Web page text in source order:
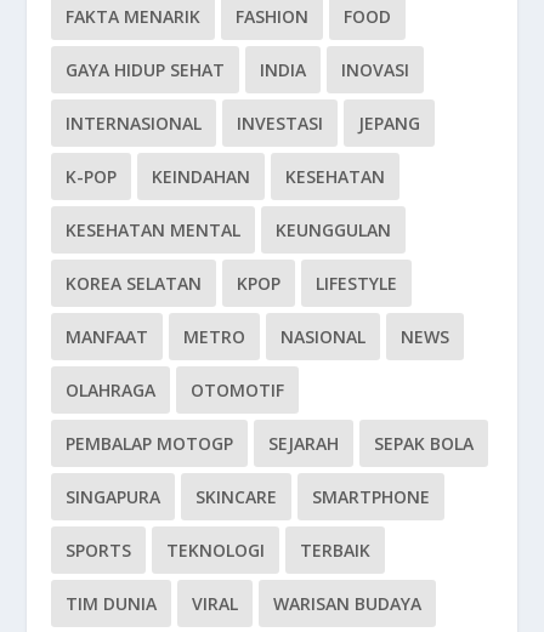
FAKTA MENARIK FASHION FOOD
GAYA HIDUP SEHAT INDIA INOVASI
INTERNASIONAL INVESTASI JEPANG
K-POP KEINDAHAN KESEHATAN
KESEHATAN MENTAL KEUNGGULAN
KOREA SELATAN KPOP LIFESTYLE
MANFAAT METRO NASIONAL NEWS
OLAHRAGA OTOMOTIF
PEMBALAP MOTOGP SEJARAH SEPAK BOLA
SINGAPURA SKINCARE SMARTPHONE
SPORTS TEKNOLOGI TERBAIK
TIM DUNIA VIRAL WARISAN BUDAYA